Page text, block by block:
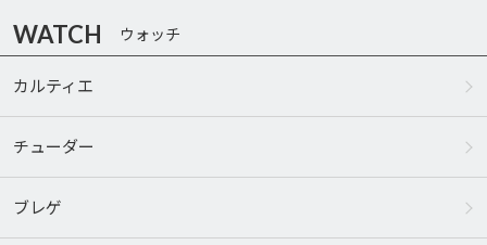
WATCH ウォッチ
カルティエ
チューダー
ブレゲ